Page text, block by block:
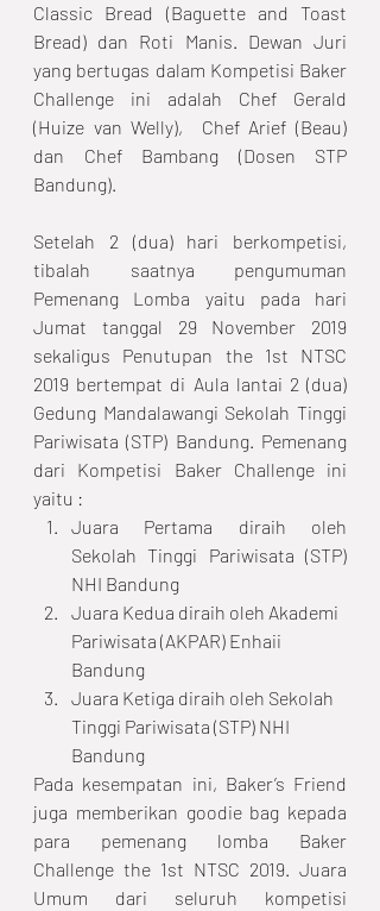
Classic Bread (Baguette and Toast
Bread) dan Roti Manis. Dewan Juri
yang bertugas dalam Kompetisi Baker
Challenge ini adalah Chef Gerald
(Huize van Welly),  Chef Arief (Beau)
dan Chef Bambang (Dosen STP
Bandung).
Setelah 2 (dua) hari berkompetisi,
tibalah saatnya pengumuman
Pemenang Lomba yaitu pada hari
Jumat tanggal 29 November 2019
sekaligus Penutupan the 1st NTSC
2019 bertempat di Aula lantai 2 (dua)
Gedung Mandalawangi Sekolah Tinggi
Pariwisata (STP) Bandung. Pemenang
dari Kompetisi Baker Challenge ini
yaitu :
Juara Pertama diraih oleh
Sekolah Tinggi Pariwisata (STP)
NHI Bandung
Juara Kedua diraih oleh Akademi
Pariwisata (AKPAR) Enhaii
Bandung
Juara Ketiga diraih oleh Sekolah
Tinggi Pariwisata (STP) NHI
Bandung
Pada kesempatan ini, Baker’s Friend
juga memberikan goodie bag kepada
para pemenang lomba Baker
Challenge the 1st NTSC 2019. Juara
Umum dari seluruh kompetisi